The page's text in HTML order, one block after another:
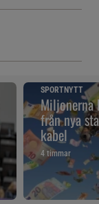
SPORTNYTT
Miljonerna
från nya
kabel
4 timmar